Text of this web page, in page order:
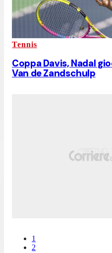
Tennis
Coppa Davis, Nadal
Van de Zandschulp
1
2